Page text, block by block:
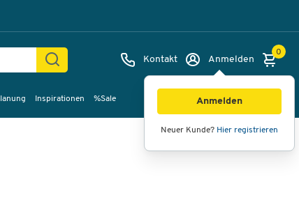
Kontakt Anmelden
Anmelden
Neuer Kunde? Hier registrieren
0
Inspirationen %Sale
Videos 360°-Ansicht